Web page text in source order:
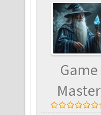
Game
Master